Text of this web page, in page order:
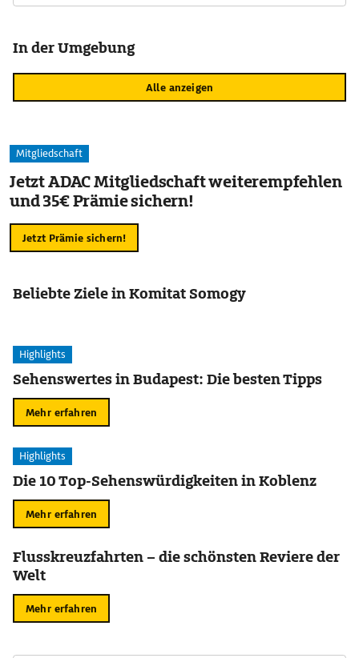
In der Umgebung
Alle anzeigen
Mitgliedschaft
Jetzt ADAC Mitgliedschaft weiterempfehlen
und 35€ Prämie sichern!
Jetzt Prämie sichern!
Beliebte Ziele in Komitat Somogy
Highlights
Sehenswertes in Budapest: Die besten Tipps
Mehr erfahren
Highlights
Die 10 Top-Sehenswürdigkeiten in Koblenz
Mehr erfahren
Flusskreuzfahrten – die schönsten Reviere der
Welt
Mehr erfahren